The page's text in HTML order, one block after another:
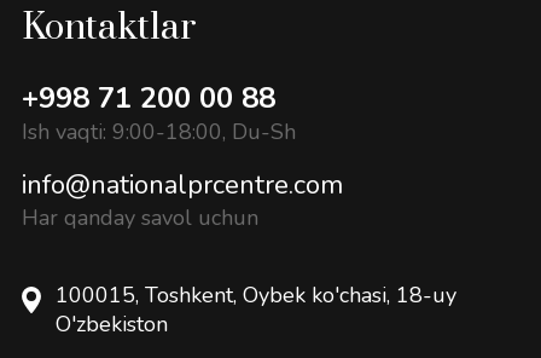
Kontaktlar
+998 71 200 00 88
Ish vaqti: 9:00-18:00, Du-Sh
info@nationalprcentre.com
Har qanday savol uchun
100015, Toshkent, Oybek ko'chasi, 18-uy
O'zbekiston